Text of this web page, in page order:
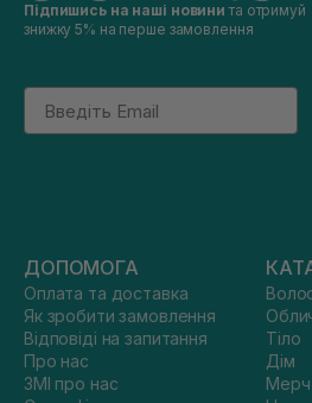
Підпишись на наші новини та отримуй
знижку 5% на перше замовлення
Email
ДОПОМОГА
Оплата та доставка
Як зробити замовлення
Відповіді на запитання
Про нас
ЗМІ про нас
Тіло
Дім
Мерч